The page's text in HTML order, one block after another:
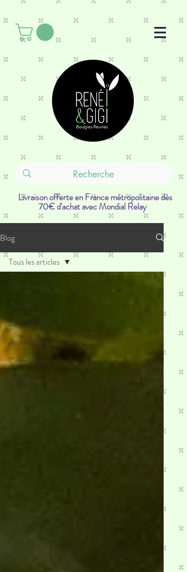
Livraison offerte en France métropolitaine dès
70€ d'achat avec Mondial Relay
Blog
Tous les articles
Bougies
Zéro déchet
Aromathérapie
Cosmétique
Recettes
Tous les articles